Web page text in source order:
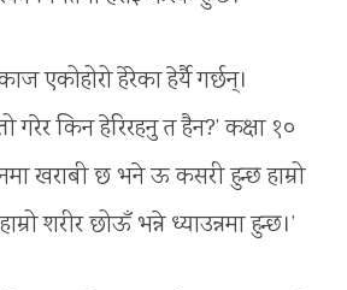
एकोहोरो हेरेका हेर्यै गर्छन्।
गरेर किन हेरिरहनु त हैन?’ कक्षा १०
खराबी छ भने ऊ कसरी हुन्छ हाम्रो
शरीर छोऊँ भन्ने ध्याउन्नमा हुन्छ।’